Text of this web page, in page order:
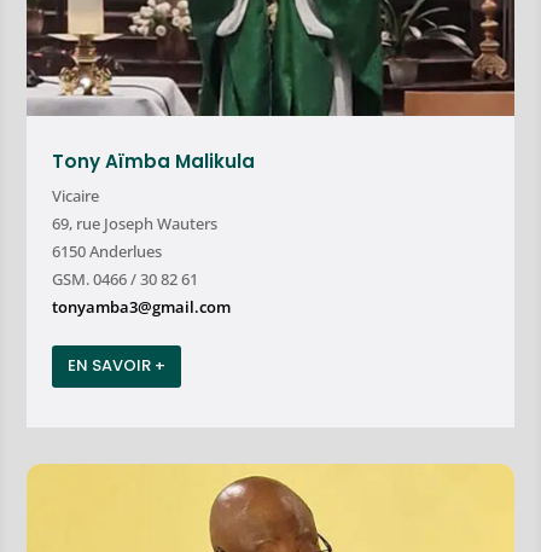
Tony Aïmba Malikula
Vicaire
69, rue Joseph Wauters
6150 Anderlues
GSM. 0466 / 30 82 61
tonyamba3@gmail.com
EN SAVOIR +